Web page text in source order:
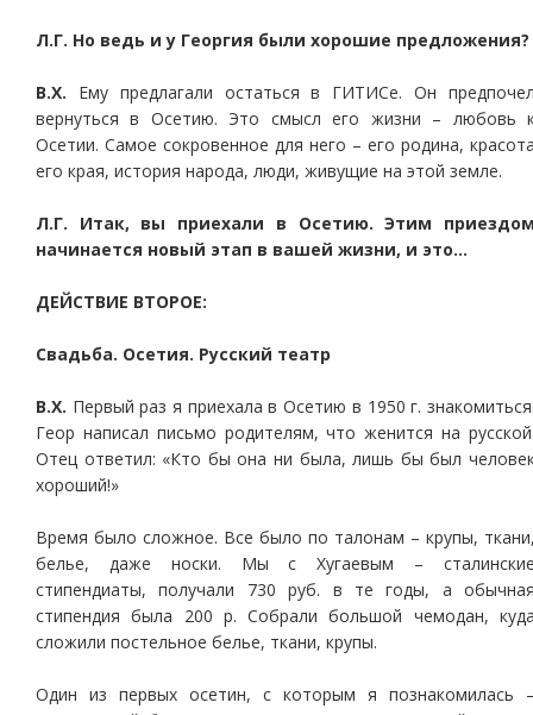
Л.Г. Но ведь и у Георгия были хорошие предложения?
В.Х. Ему предлагали остаться в ГИТИСе. Он
вернуться в Осетию. Это смысл его жизни – любовь
Осетии. Самое сокровенное для него – его родина,
его края, история народа, люди, живущие на этой земле.
Л.Г. Итак, вы приехали в Осетию. Этим
начинается новый этап в вашей жизни, и это…
ДЕЙСТВИЕ ВТОРОЕ:
Свадьба. Осетия. Русский театр
В.Х. Первый раз я приехала в Осетию в 1950 г.
Геор написал письмо родителям, что женится на
Отец ответил: «Кто бы она ни была, лишь бы был
хороший!»
Время было сложное. Все было по талонам – крупы,
белье, даже носки. Мы с Хугаевым –
стипендиаты, получали 730 руб. в те годы, а
стипендия была 200 р. Собрали большой чемодан,
сложили постельное белье, ткани, крупы.
Один из первых осетин, с которым я познакомилась